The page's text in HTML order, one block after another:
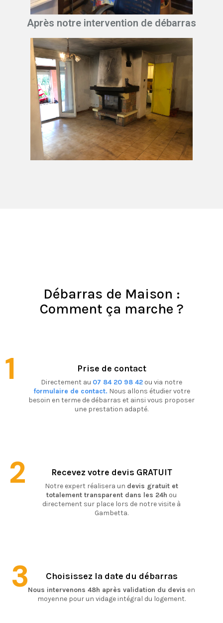
Après notre intervention de débarras
Débarras de Maison :
Comment ça marche ?
Prise de contact
Directement au 07 84 20 98 42 ou via notre
formulaire de contact. Nous allons étudier votre
besoin en terme de débarras et ainsi vous proposer
une prestation adapté.
1
Recevez votre devis GRATUIT
Notre expert réalisera un devis gratuit et
totalement transparent dans les 24h ou
directement sur place lors de notre visite à
Gambetta.
2
Choisissez la date du débarras
Nous intervenons 48h après validation du devis en
moyenne pour un vidage intégral du logement.
3